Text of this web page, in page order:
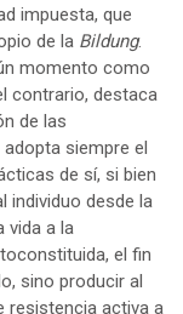
impuesta, que
de la Bildung.
momento como
contrario, destaca
de las
siempre el
de sí, si bien
individuo desde la
vida a la
el fin
sino producir al
resistencia activa a